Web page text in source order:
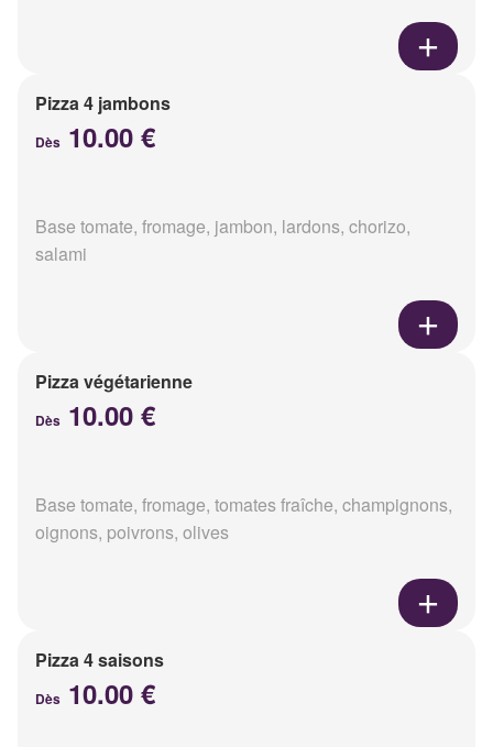
Pizza 4 jambons
Dès 10.00 €
Base tomate, fromage, jambon, lardons, chorizo,
salami
Pizza végétarienne
Dès 10.00 €
Base tomate, fromage, tomates fraîche, champignons,
oignons, poivrons, olives
Pizza 4 saisons
Dès 10.00 €